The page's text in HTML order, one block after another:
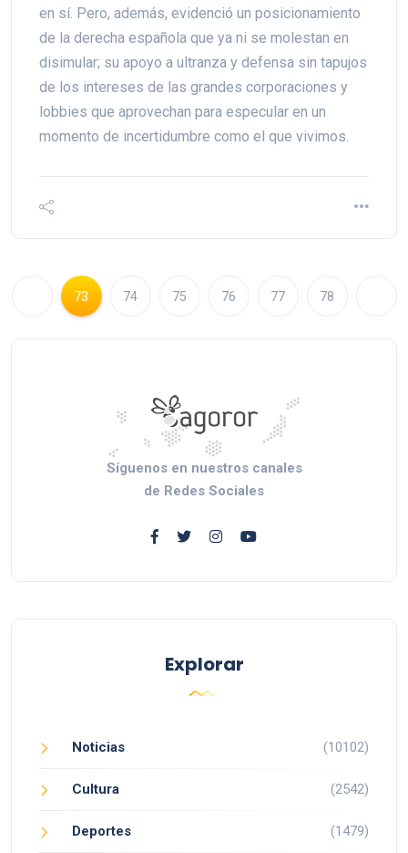
en sí. Pero, además, evidenció un posicionamiento
de la derecha española que ya ni se molestan en
disimular; su apoyo a ultranza y defensa sin tapujos
de los intereses de las grandes corporaciones y
lobbies que aprovechan para especular en un
momento de incertidumbre como el que vivimos.
73 74 75 76 77 78
Síguenos en nuestros canales
de Redes Sociales
Explorar
Noticias (10102)
Cultura (2542)
Deportes (1479)